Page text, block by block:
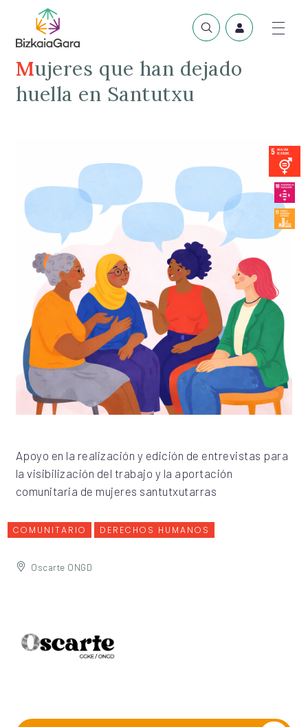
Mujeres que han dejado
huella en Santutxu
Apoyo en la realización y edición de entrevistas para
la visibilización del trabajo y la aportación
comunitaria de mujeres santutxutarras
COMUNITARIO DERECHOS HUMANOS
Oscarte ONGD